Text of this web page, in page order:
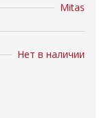
Mitas
Нет в наличии